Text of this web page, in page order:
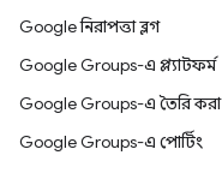
Google নিরাপত্তা ব্লগ
Google Groups-এ প্ল্যাটফর্ম
Google Groups-এ তৈরি করা
Google Groups-এ পোর্টিং